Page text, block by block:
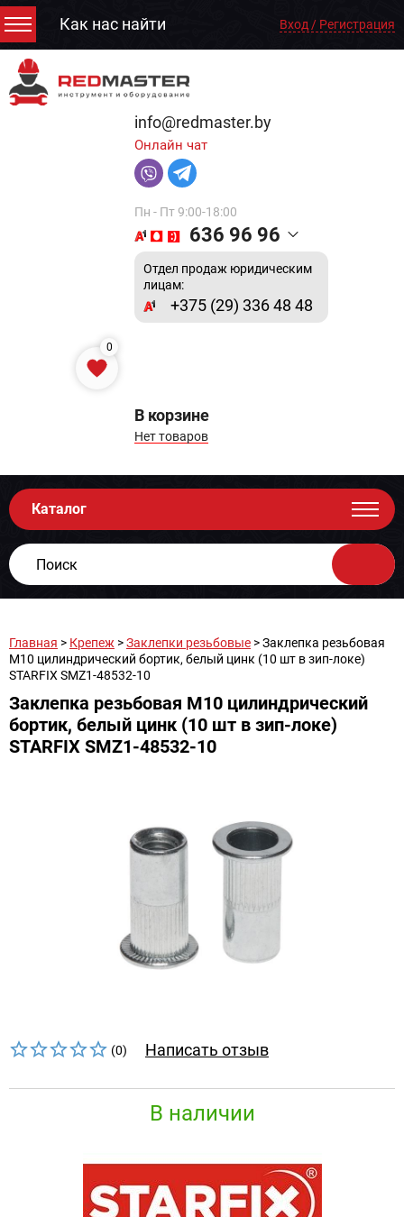
Как нас найти Вход / Регистрация
info@redmaster.by
Онлайн чат
Пн - Пт 9:00-18:00
636 96 96
Отдел продаж юридическим
лицам:
+375 (29) 336 48 48
0
В корзине
Нет товаров
Каталог
Главная > Крепеж >Заклепки резьбовые > Заклепка резьбовая
М10 цилиндрический бортик, белый цинк (10 шт в зип-локе)
STARFIX SMZ1-48532-10
Заклепка резьбовая М10 цилиндрический
бортик, белый цинк (10 шт в зип-локе)
STARFIX SMZ1-48532-10
(0) Написать отзыв
В наличии